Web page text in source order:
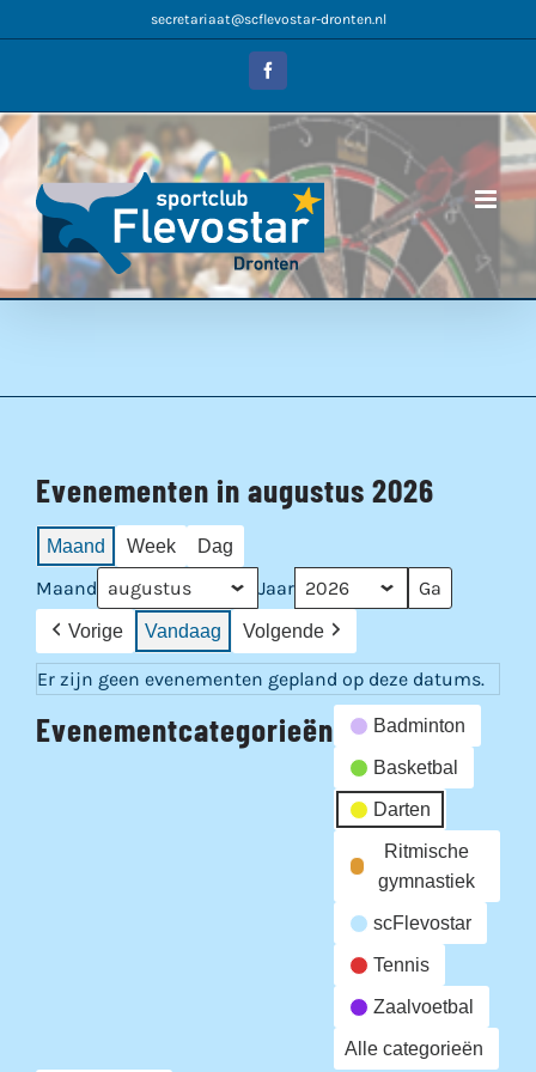
naar
secretariaat@scflevostar-dronten.nl
Facebook
Evenementen in augustus 2026
Maand Week Dag
Maand Jaar
Vorige Vandaag Volgende
Er zijn geen evenementen gepland op deze datums.
Evenementcategorieën Badminton
Basketbal
Darten
Ritmische
gymnastiek
scFlevostar
Tennis
Zaalvoetbal
Alle categorieën